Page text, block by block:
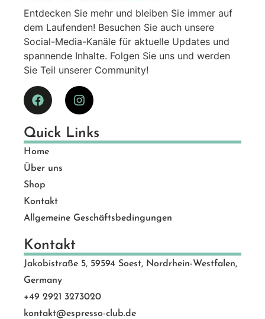
Entdecken Sie mehr und bleiben Sie immer auf
dem Laufenden! Besuchen Sie auch unsere
Social-Media-Kanäle für aktuelle Updates und
spannende Inhalte. Folgen Sie uns und werden
Sie Teil unserer Community!
Quick Links
Home
Über uns
Shop
Kontakt
Allgemeine Geschäftsbedingungen
Kontakt
Jakobistraße 5, 59594 Soest, Nordrhein-Westfalen,
Germany
+49 2921 3273020
kontakt@espresso-club.de